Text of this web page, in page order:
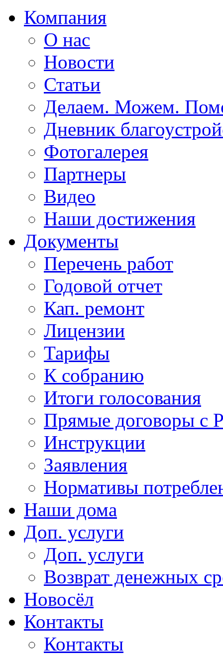
Компания
О нас
Новости
Статьи
Делаем. Можем.
Дневник
Фотогалерея
Партнеры
Видео
Наши достижения
Документы
Перечень работ
Годовой отчет
Кап. ремонт
Лицензии
Тарифы
К собранию
Итоги голосования
Прямые договоры с
Инструкции
Заявления
Нормативы
Наши дома
Доп. услуги
Доп. услуги
Возврат денежных
Новосёл
Контакты
Контакты